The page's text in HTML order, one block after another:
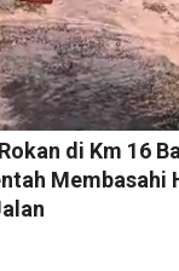
di Km 16
Membasahi